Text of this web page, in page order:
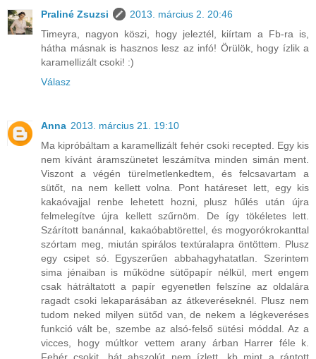
Praliné Zsuzsi
2013. március 2. 20:46
Timeyra, nagyon köszi, hogy jeleztél, kiírtam a Fb-ra is,
hátha másnak is hasznos lesz az infó! Örülök, hogy ízlik a
karamellizált csoki! :)
Válasz
Anna 2013. március 21. 19:10
Ma kipróbáltam a karamellizált fehér csoki recepted. Egy kis
nem kívánt áramszünetet leszámítva minden simán ment.
Viszont a végén türelmetlenkedtem, és felcsavartam a
sütőt, na nem kellett volna. Pont határeset lett, egy kis
kakaóvajjal renbe lehetett hozni, plusz hűlés után újra
felmelegítve újra kellett szűrnöm. De így tökéletes lett.
Szárított banánnal, kakaóbabtörettel, és mogyorókrokanttal
szórtam meg, miután spirálos textúralapra öntöttem. Plusz
egy csipet só. Egyszerűen abbahagyhatatlan. Szerintem
sima jénaiban is működne sütőpapír nélkül, mert engem
csak hátráltatott a papír egyenetlen felszíne az oldalára
ragadt csoki lekaparásában az átkeveréseknél. Plusz nem
tudom neked milyen sütőd van, de nekem a légkeveréses
funkció vált be, szembe az alsó-felső sütési móddal. Az a
vicces, hogy múltkor vettem arany árban Harrer féle k.